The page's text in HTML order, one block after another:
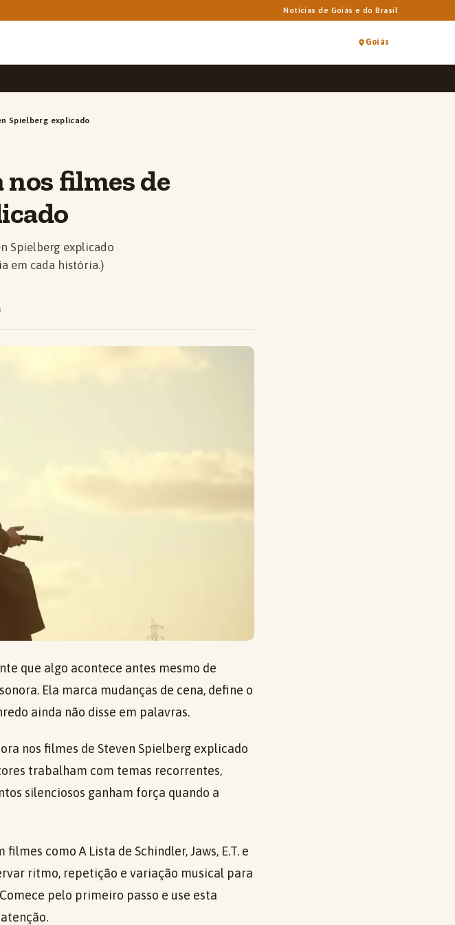
Notícias de Goiás e do Brasil
Goiás
Spielberg explicado
filmes de
Spielberg explicado
em cada história.)
que algo acontece antes mesmo de
Ela marca mudanças de cena, define o
ainda não disse em palavras.
nos filmes de Steven Spielberg explicado
trabalham com temas recorrentes,
silenciosos ganham força quando a
como A Lista de Schindler, Jaws, E.T. e
ritmo, repetição e variação musical para
pelo primeiro passo e use esta